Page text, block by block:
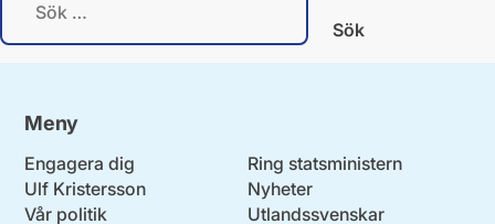
e
k
Meny
Engagera dig
Ulf Kristersson
Vår politik
Ring statsministern
Nyheter
Utlandssvenskar